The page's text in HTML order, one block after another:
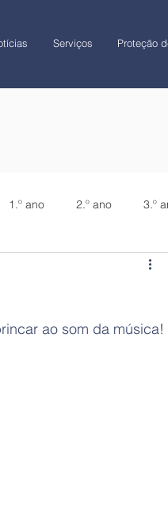
Serviços Proteção
1.º ano 2.º ano 3.º
ao som da música!